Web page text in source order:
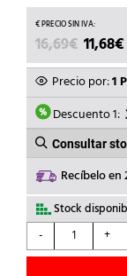
16,69€ EL
ERA:
11,68€
Precio por:1
Descuento 1:
Consultar
Recíbelo
Stock
-
NIESSEN
-
+